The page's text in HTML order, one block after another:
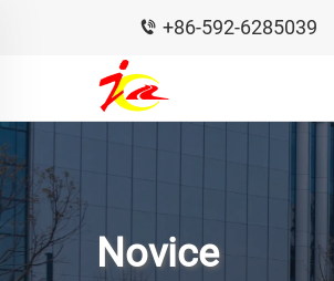
+86-592-6285039
Novice